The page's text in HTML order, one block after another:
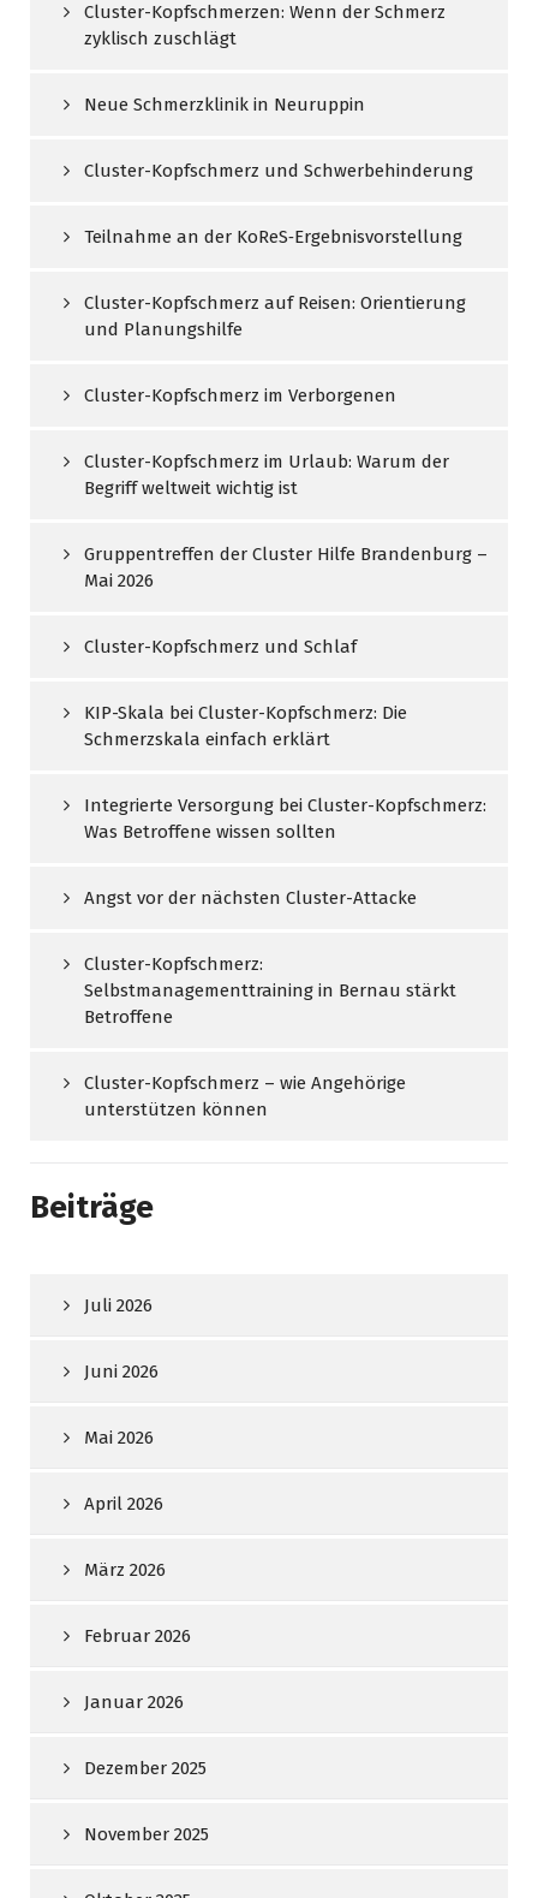
Cluster-Kopfschmerzen: Wenn der Schmerz
zyklisch zuschlägt
Neue Schmerzklinik in Neuruppin
Cluster-Kopfschmerz und Schwerbehinderung
Teilnahme an der KoReS‑Ergebnisvorstellung
Cluster-Kopfschmerz auf Reisen: Orientierung
und Planungshilfe
Cluster-Kopfschmerz im Verborgenen
Cluster-Kopfschmerz im Urlaub: Warum der
Begriff weltweit wichtig ist
Gruppentreffen der Cluster Hilfe Brandenburg –
Mai 2026
Cluster-Kopfschmerz und Schlaf
KIP-Skala bei Cluster-Kopfschmerz: Die
Schmerzskala einfach erklärt
Integrierte Versorgung bei Cluster-Kopfschmerz:
Was Betroffene wissen sollten
Angst vor der nächsten Cluster-Attacke
Cluster-Kopfschmerz:
Selbstmanagementtraining in Bernau stärkt
Betroffene
Cluster-Kopfschmerz – wie Angehörige
unterstützen können
Beiträge
Juli 2026
Juni 2026
Mai 2026
April 2026
März 2026
Februar 2026
Januar 2026
Dezember 2025
November 2025